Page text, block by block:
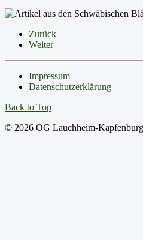
Zurück
Weiter
Impressum
Datenschutzerklärung
Back to Top
© 2026 OG Lauchheim-